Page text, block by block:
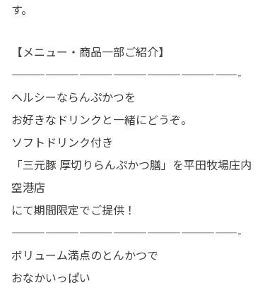
す。
【メニュー・商品一部ご紹介】
————————————————————-
ヘルシーならんぷかつを
お好きなドリンクと一緒にどうぞ。
ソフトドリンク付き
「三元豚 厚切りらんぷかつ膳」を平田牧場庄内
空港店
にて期間限定でご提供！
————————————————————-
ボリューム満点のとんかつで
おなかいっぱい